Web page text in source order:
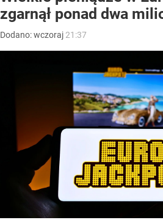
zgarnął ponad dwa
Dodano:wczoraj 21:37